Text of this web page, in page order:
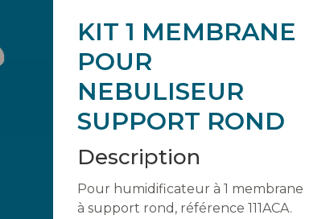
KIT 1 MEMBRANE
POUR
NEBULISEUR
SUPPORT ROND
Description
Pour humidificateur à 1 membrane
à support rond, référence 111ACA.